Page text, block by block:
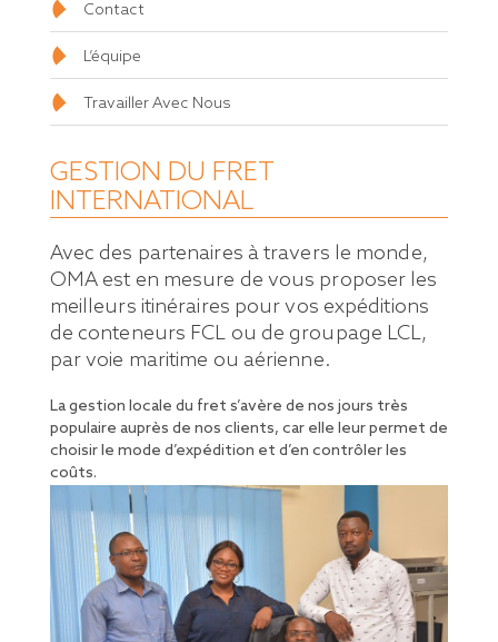
Contact
L’équipe
Travailler Avec Nous
GESTION DU FRET
INTERNATIONAL
Avec des partenaires à travers le monde,
OMA est en mesure de vous proposer les
meilleurs itinéraires pour vos expéditions
de conteneurs FCL ou de groupage LCL,
par voie maritime ou aérienne.
La gestion locale du fret s’avère de nos jours très
populaire auprès de nos clients, car elle leur permet de
choisir le mode d’expédition et d’en contrôler les
coûts.